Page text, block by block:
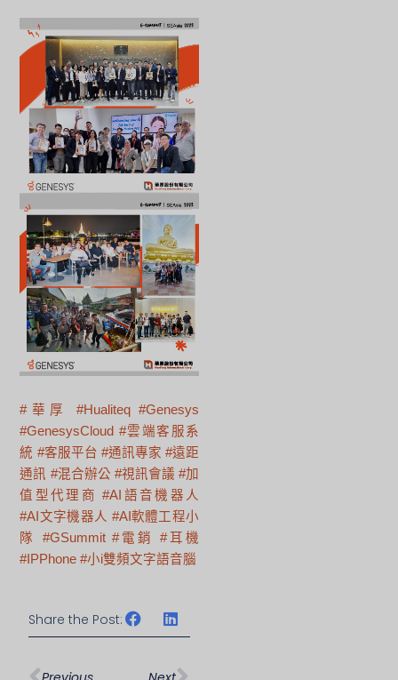
#華厚 #Hualiteq #Genesys
#GenesysCloud #雲端客服系
統 #客服平台 #通訊專家 #遠距
通訊 #混合辦公 #視訊會議 #加
值型代理商 #AI語音機器人
#AI文字機器人 #AI軟體工程小
隊
#GSummit #電銷
#耳機
#IPPhone #小i雙頻文字語音腦
Share the Post:
上一頁 下一篇